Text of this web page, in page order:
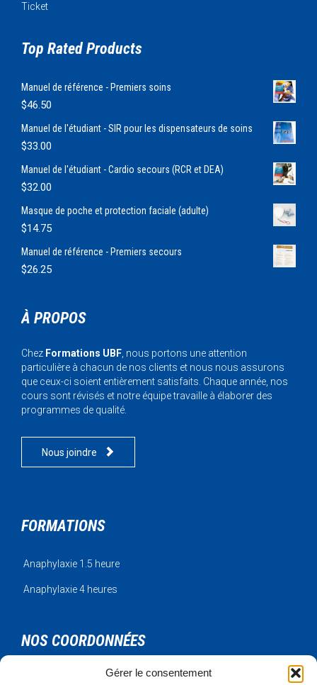
Gérer le consentement
Ticket
Top Rated Products
Manuel de référence - Premiers soins
$46.50
Manuel de l'étudiant - SIR pour les dispensateurs de soins
$33.00
Manuel de l'étudiant - Cardio secours (RCR et DEA)
$32.00
Masque de poche et protection faciale (adulte)
$14.75
Manuel de référence - Premiers secours
$26.25
À PROPOS
Chez Formations UBF , nous portons une attention
particulière à chacun de nos clients et nous nous assurons
que ceux-ci soient entièrement satisfaits. Chaque année, nos
cours sont révisés et notre équipe travaille à élaborer des
programmes de qualité.
Nous joindre 
FORMATIONS
Anaphylaxie 1.5 heure
Anaphylaxie 4 heures
NOS COORDONNÉES
Urgence Bois-Francs Inc.